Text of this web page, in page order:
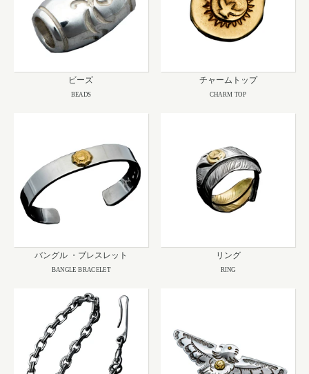
ビーズ
BEADS
チャームトップ
CHARM TOP
バングル ・ブレスレット
BANGLE BRACELET
リング
RING